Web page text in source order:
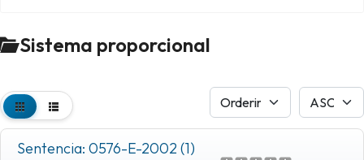
Sistema proporcional
Sentencia: 0576-E-2002 (1)